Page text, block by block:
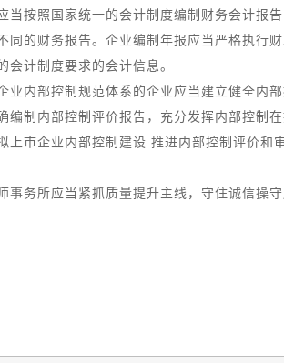
按照国家统一的会计制度编制财务会计报告
同的财务报告。企业编制年报应当严格执行
会计制度要求的会计信息。
内部控制规范体系的企业应当建立健全内部
编制内部控制评价报告，充分发挥内部控制
上市企业内部控制建设 推进内部控制评价
所应当紧抓质量提升主线，守住诚信操守